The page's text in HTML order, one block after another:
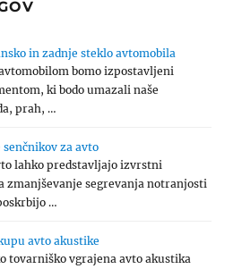
in zadnje steklo avtomobila
bomo izpostavljeni
ki bodo umazali naše
prah, …
za avto
lahko predstavljajo izvrstni
zmanjševanje segrevanja notranjosti
…
avto akustike
tovarniško vgrajena avto akustika